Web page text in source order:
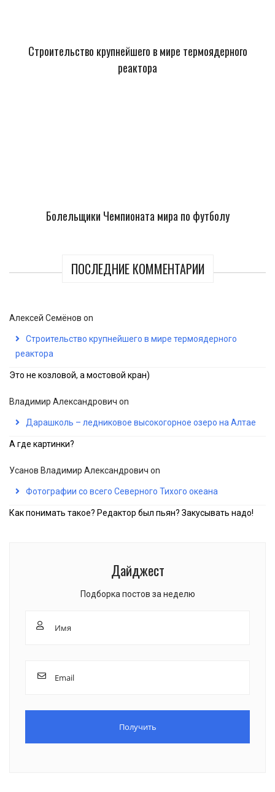
Строительство крупнейшего в мире термоядерного
реактора
Болельщики Чемпионата мира по футболу
ПОСЛЕДНИЕ КОММЕНТАРИИ
Алексей Семёнов on
Строительство крупнейшего в мире термоядерного
реактора
Это не козловой, а мостовой кран)
Владимир Александрович on
Дарашколь – ледниковое высокогорное озеро на Алтае
А где картинки?
Усанов Владимир Александрович on
Фотографии со всего Северного Тихого океана
Как понимать такое? Редактор был пьян? Закусывать надо!
Дайджест
Подборка постов за неделю